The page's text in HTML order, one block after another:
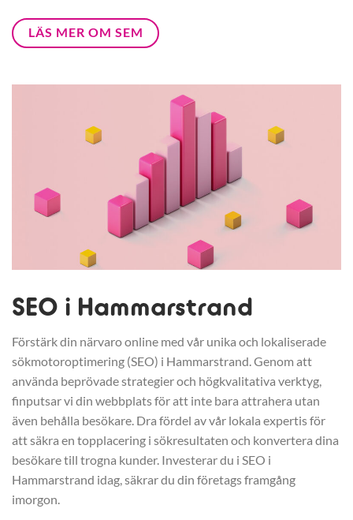
LÄS MER OM SEM
SEO i Hammarstrand
Förstärk din närvaro online med vår unika och lokaliserade
sökmotoroptimering (SEO) i Hammarstrand. Genom att
använda beprövade strategier och högkvalitativa verktyg,
finputsar vi din webbplats för att inte bara attrahera utan
även behålla besökare. Dra fördel av vår lokala expertis för
att säkra en topplacering i sökresultaten och konvertera dina
besökare till trogna kunder. Investerar du i SEO i
Hammarstrand idag, säkrar du din företags framgång
imorgon.